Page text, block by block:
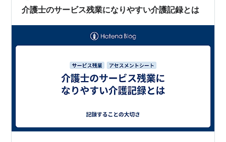
介護士のサービス残業になりやすい介護記録とは